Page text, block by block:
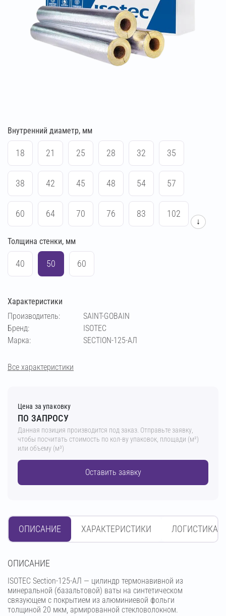
Внутренний диаметр, мм
18 21 25 28 32 35
38 42 45 48 54 57
60 64 70 76 83 102
108 114
194 219 273
↓
Толщина стенки, мм
40 50 60
Характеристики
Производитель:
SAINT-GOBAIN
Бренд:
ISOTEC
Марка:
SECTION-125-АЛ
Все характеристики
Цена за упаковку
ПО ЗАПРОСУ
Данная позиция производится под заказ. Отправьте заявку,
чтобы посчитать стоимость по кол-ву упаковок, площади (м²)
или объему (м³)
Оставить заявку
ОПИСАНИЕ ХАРАКТЕРИСТИКИ ЛОГИСТИКА
OПИСАНИЕ
ISOTEC Section-125-АЛ — цилиндр термонавивной из
минеральной (базальтовой) ваты на синтетическом
связующем с покрытием из алюминиевой фольги
толщиной 20 мкм, армированной стекловолокном.